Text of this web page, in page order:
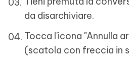
da disarchiviare.
Tocca l'icona "Annulla
(scatola con freccia in